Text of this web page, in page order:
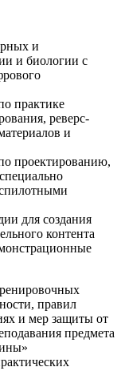
и
и биологии с
практике
реверс-
и
проектированию,
для создания
контента
правил
и мер защиты от
предмета